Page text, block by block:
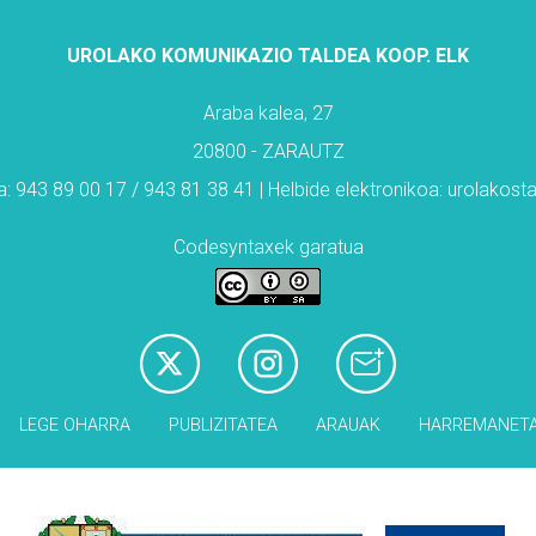
UROLAKO KOMUNIKAZIO TALDEA KOOP. ELK
Araba kalea, 27
20800 - ZARAUTZ
943 89 00 17 / 943 81 38 41 | Helbide elektronikoa:
Codesyntaxek garatua
LEGE OHARRA PUBLIZITATEA ARAUAK